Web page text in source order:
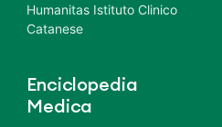
Humanitas Istituto Clinico
Catanese
Enciclopedia
Medica